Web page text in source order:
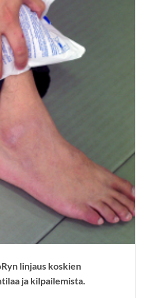
linjaus koskien
ja kilpailemista.